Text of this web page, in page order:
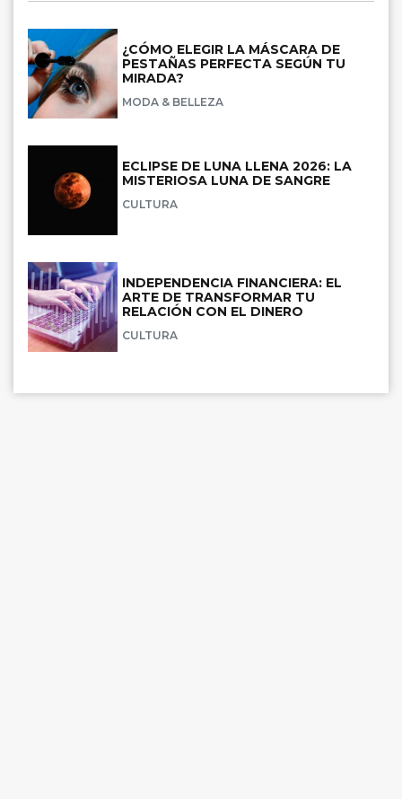
¿CÓMO ELEGIR LA MÁSCARA DE
PESTAÑAS PERFECTA SEGÚN TU
MIRADA?
MODA & BELLEZA
ECLIPSE DE LUNA LLENA 2026: LA
MISTERIOSA LUNA DE SANGRE
CULTURA
INDEPENDENCIA FINANCIERA: EL
ARTE DE TRANSFORMAR TU
RELACIÓN CON EL DINERO
CULTURA